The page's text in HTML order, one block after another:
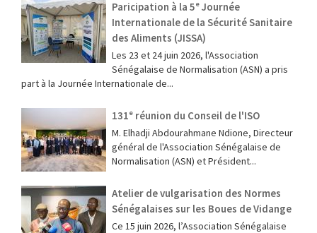
Paricipation à la 5ᵉ Journée
Internationale de la Sécurité Sanitaire
des Aliments (JISSA)
‎Les 23 et 24 juin 2026, l'Association
Sénégalaise de Normalisation (ASN) a pris
part à la Journée Internationale de...
131ᵉ réunion du Conseil de l'ISO
M. Elhadji Abdourahmane Ndione, Directeur
général de l'Association Sénégalaise de
Normalisation (ASN) et Président...
Atelier de vulgarisation des Normes
Sénégalaises sur les Boues de Vidange
Ce 15 juin 2026, l’Association Sénégalaise